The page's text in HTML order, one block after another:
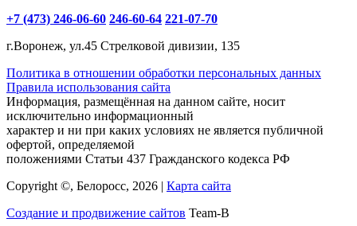
+7 (473) 246-06-60 246-60-64 221-07-70
г.Воронеж, ул.45 Стрелковой дивизии, 135
Политика в отношении обработки персональных данных
Правила использования сайта
Информация, размещённая на данном сайте, носит
исключительно информационный
характер и ни при каких условиях не является публичной
офертой, определяемой
положениями Статьи 437 Гражданского кодекса РФ
Copyright ©, Белоросс, 2026 | Карта сайта
Создание и продвижение сайтов Team-B